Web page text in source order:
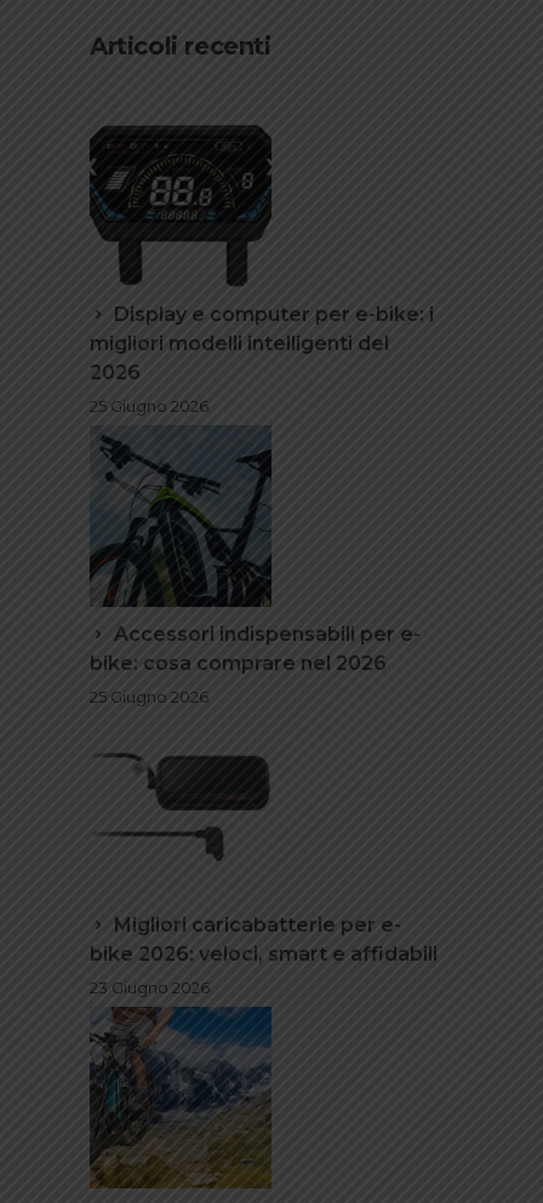
Articoli recenti
Display e computer per e-bike: i
migliori modelli intelligenti del
2026
25 Giugno 2026
Accessori indispensabili per e-
bike: cosa comprare nel 2026
25 Giugno 2026
Migliori caricabatterie per e-
bike 2026: veloci, smart e affidabili
23 Giugno 2026